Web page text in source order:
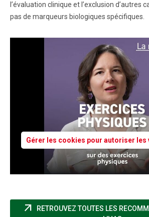
l’évaluation clinique et l’exclusion d’autres
pas de marqueurs biologiques spécifiques.
Gérer les cookies pour autoriser les
arrow_outward
RETROUVEZ TOUTES LES